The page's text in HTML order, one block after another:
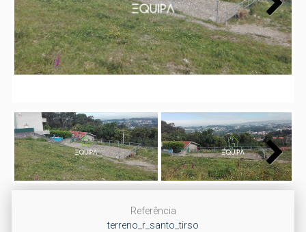
Next
Next
Referência
terreno_r_santo_tirso